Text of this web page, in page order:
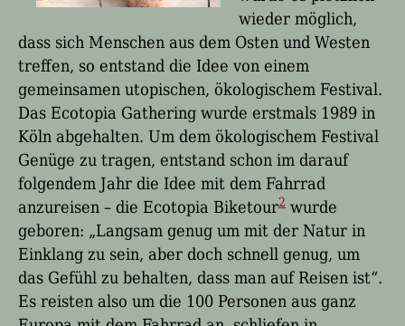
wieder möglich,
dass sich Menschen aus dem Osten und Westen
treffen, so entstand die Idee von einem
gemeinsamen utopischen, ökologischem Festival.
Das Ecotopia Gathering wurde erstmals 1989 in
Köln abgehalten. Um dem ökologischem Festival
Genüge zu tragen, entstand schon im darauf
folgendem Jahr die Idee mit dem Fahrrad
anzureisen – die Ecotopia Biketour2 wurde
geboren: „Langsam genug um mit der Natur in
Einklang zu sein, aber doch schnell genug, um
das Gefühl zu behalten, dass man auf Reisen ist“.
Es reisten also um die 100 Personen aus ganz